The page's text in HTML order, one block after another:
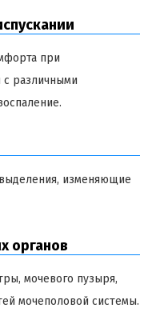
при
с различными
изменяющие
органов
мочевого пузыря,
мочеполовой системы.